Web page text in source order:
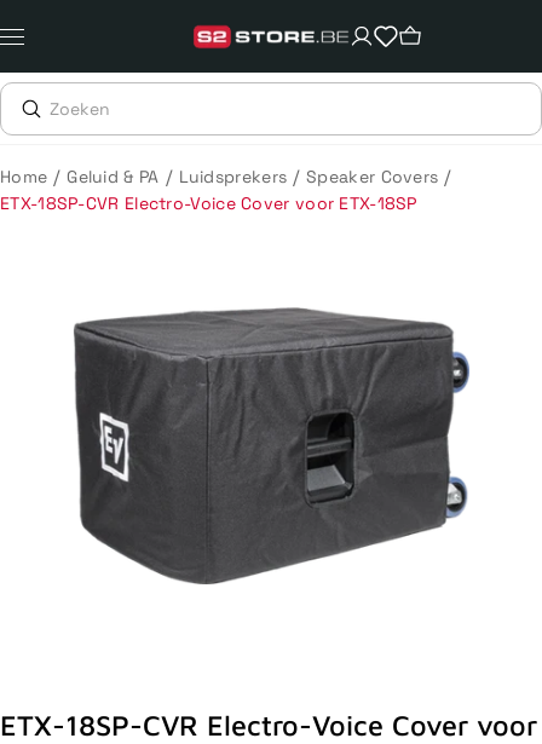
naar
content
Home / Geluid & PA / Luidsprekers / Speaker Covers /
ETX-18SP-CVR Electro-Voice Cover voor ETX-18SP
ETX-18SP-CVR Electro-Voice Cover voor